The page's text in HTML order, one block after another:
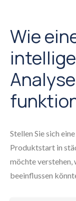
Wie
Stellen Sie sich
Produktstart in
möchte verstehen,
beeinflussen